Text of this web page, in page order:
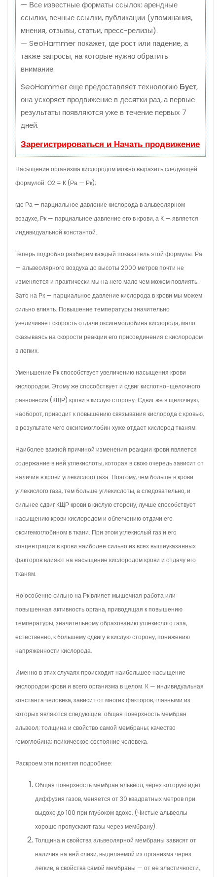
— Все известные форматы ссылок: арендные
ссылки, вечные ссылки, публикации (упоминания,
мнения, отзывы, статьи, пресс-релизы).
— SeoHammer покажет, где рост или падение, а
также запросы, на которые нужно обратить
внимание.
SeoHammer еще предоставляет технологию Буст,
она ускоряет продвижение в десятки раз, а первые
результаты появляются уже в течение первых 7
дней.
Зарегистрироваться и Начать продвижение
Насыщение организма кислородом можно выразить следующей
формулой: О2 = К (Ра — Рк);
где Ра — парциальное давление кислорода в альвеолярном
воздухе, Рк — парциальное давление его в крови, а К — является
индивидуальной константой.
Теперь подробно разберем каждый показатель этой формулы. Ра
— альвеолярного воздуха до высоты 2000 метров почти не
изменяется и практически мы на него мало чем можем повлиять.
Зато на Рк — парциальное давление кислорода в крови мы можем
сильно влиять. Повышение температуры значительно
увеличивает скорость отдачи оксигемоглобина кислорода, мало
сказываясь на скорости реакции его присоединения с кислородом
в легких.
Уменьшение Рк способствует увеличению насыщения крови
кислородом. Этому же способствует и сдвиг кислотно-щелочного
равновесия (КЩР) крови в кислую сторону. Сдвиг же в щелочную,
наоборот, приводит к повышению связывания кислорода с кровью,
в результате чего оксигемоглобин хуже отдает кислород тканям.
Наиболее важной причиной изменения реакции крови является
содержание в ней углекислоты, которая в свою очередь зависит от
наличия в крови углекислого газа. Поэтому, чем больше в крови
углекислого газа, тем больше углекислоты, а следовательно, и
сильнее сдвиг КЩР крови в кислую сторону, лучше способствует
насыщению крови кислородом и облегчению отдачи его
оксигемоглобином в ткани. При этом углекислый газ и его
концентрация в крови наиболее сильно из всех вышеуказанных
факторов влияют на насыщение кислородом крови и отдачу его
тканям.
Но особенно сильно на Рк влияет мышечная работа или
повышенная активность органа, приводящая к повышению
температуры, значительному образованию углекислого газа,
естественно, к большему сдвигу в кислую сторону, понижению
напряженности кислорода.
Именно в этих случаях происходит наибольшее насыщение
кислородом крови и всего организма в целом. К — индивидуальная
константа человека, зависит от многих факторов, главными из
которых являются следующие: общая поверхность мембран
альвеол; толщина и свойство самой мембраны; качество
гемоглобина; психическое состояние человека.
Раскроем эти понятия подробнее:
Общая поверхность мембран альвеол, через которую идет
диффузия газов, меняется от 30 квадратных метров при
выдохе до 100 при глубоком вдохе. (Чистые альвеолы
хорошо пропускают газы через мембрану).
Толщина и свойства альвеолярной мембраны зависят от
наличия на ней слизи, выделяемой из организма через
легкие, а свойства самой мембраны — от ее эластичности,